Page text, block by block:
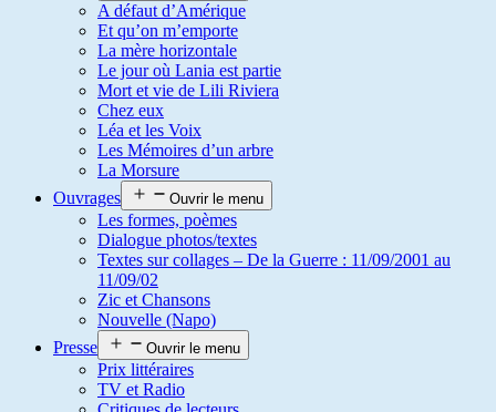
A défaut d’Amérique
Et qu’on m’emporte
La mère horizontale
Le jour où Lania est partie
Mort et vie de Lili Riviera
Chez eux
Léa et les Voix
Les Mémoires d’un arbre
La Morsure
Ouvrages
Ouvrir le menu
Les formes, poèmes
Dialogue photos/textes
Textes sur collages – De la Guerre : 11/09/2001 au
11/09/02
Zic et Chansons
Nouvelle (Napo)
Presse
Ouvrir le menu
Prix littéraires
TV et Radio